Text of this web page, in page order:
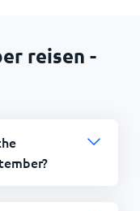
reisen -